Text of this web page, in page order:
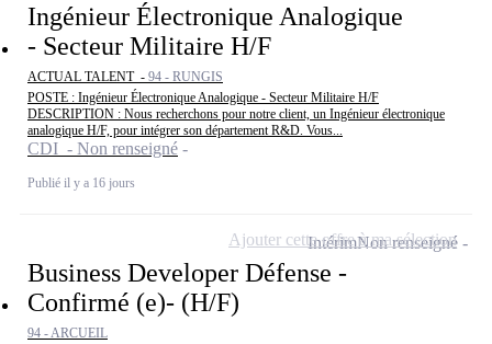
Ingénieur Électronique Analogique
- Secteur Militaire H/F
ACTUAL TALENT - 94 - RUNGIS
POSTE : Ingénieur Électronique Analogique - Secteur Militaire H/F
DESCRIPTION : Nous recherchons pour notre client, un Ingénieur électronique
analogique H/F, pour intégrer son département R&D. Vous...
CDI - Non renseigné
Publié il y a 16 jours
Business Developer Défense -
Confirmé (e)- (H/F)
94 - ARCUEIL
IntérimNon renseigné
Ajouter cette offre à ma sélection